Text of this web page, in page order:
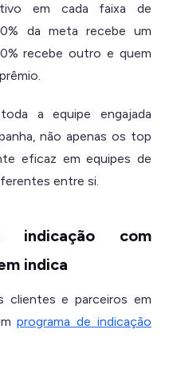
em cada faixa de
da meta recebe um
recebe outro e quem
a equipe engajada
não apenas os top
eficaz em equipes de
entre si.
indicação com
indica
clientes e parceiros em
programa de indicação